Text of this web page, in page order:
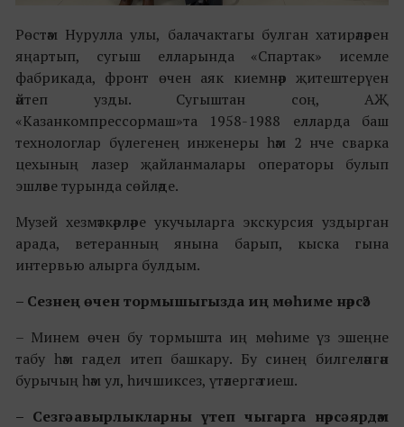
Рөстәм Нурулла улы, балачактагы булган хатирәләрен
яңартып, сугыш елларында «Спартак» исемле
фабрикада, фронт өчен аяк киемнәр җитештерүен
әйтеп узды. Сугыштан соң, АҖ
«Казанкомпрессормаш»та 1958-1988 елларда баш
технологлар бүлегенең инженеры һәм 2 нче сварка
цехының лазер җайланмалары операторы булып
эшләве турында сөйләде.
Музей хезмәткәрләре укучыларга экскурсия уздырган
арада, ветеранның янына барып, кыска гына
интервью алырга булдым.
– Сезнең өчен тормышыгызда иң мөһиме нәрсә?
– Минем өчен бу тормышта иң мөһиме үз эшеңне
табу һәм гадел итеп башкару. Бу синең билгеләнгән
бурычың һәм ул, һичшиксез, үтәлергә тиеш.
– Сезгә авырлыкларны үтеп чыгарга нәрсә ярдәм